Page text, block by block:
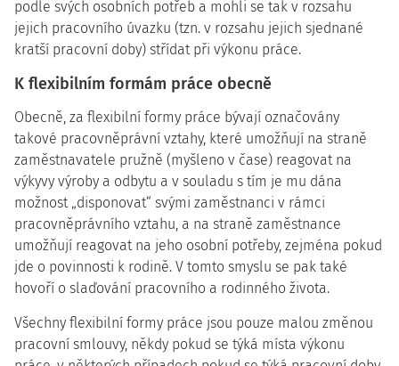
podle svých osobních potřeb a mohli se tak v rozsahu
jejich pracovního úvazku (tzn. v rozsahu jejich sjednané
kratší pracovní doby) střídat při výkonu práce.
K flexibilním formám práce obecně
Obecně, za flexibilní formy práce bývají označovány
takové pracovněprávní vztahy, které umožňují na straně
zaměstnavatele pružně (myšleno v čase) reagovat na
výkyvy výroby a odbytu a v souladu s tím je mu dána
možnost „disponovat“ svými zaměstnanci v rámci
pracovněprávního vztahu, a na straně zaměstnance
umožňují reagovat na jeho osobní potřeby, zejména pokud
jde o povinnosti k rodině. V tomto smyslu se pak také
hovoří o slaďování pracovního a rodinného života.
Všechny flexibilní formy práce jsou pouze malou změnou
pracovní smlouvy, někdy pokud se týká místa výkonu